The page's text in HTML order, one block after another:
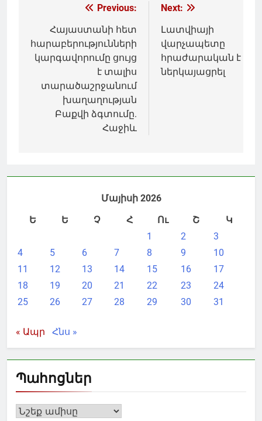
Գրառումների
նավարկումը
Previous:
Հայաստանի հետ
հարաբերությունների
կարգավորումը ցույց
է տալիս
տարածաշրջանում
խաղաղության
Բաքվի ձգտումը.
Հաջիև
Next:
Լատվիայի
վարչապետը
հրաժարական է
ներկայացրել
Մայիսի 2026
Ե
Ե Չ Հ Ու Շ
Կ
1
2
3
4
5 6 7 8 9
10
11
12 13 14 15 16
17
18
19 20 21 22 23
24
25
26 27 28 29 30 31
« Ապր Հնս »
Պահոցներ
Պահոցներ